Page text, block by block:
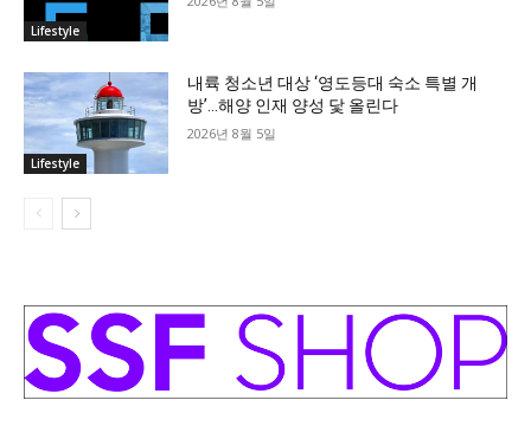
Lifestyle
Lifestyle
내륙 청소년 대상 ‘영도등대 숙소 특별 개
방’…해양 인재 양성 닻 올린다
2026년 8월 5일